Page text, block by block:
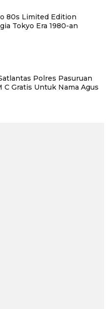
80s Limited Edition
Tokyo Era 1980-an
Polres Pasuruan
C Gratis Untuk Nama Agus